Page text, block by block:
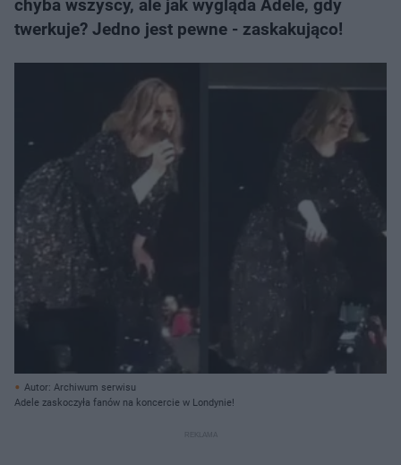
chyba wszyscy, ale jak wygląda Adele, gdy
twerkuje? Jedno jest pewne - zaskakująco!
Autor: Archiwum serwisu
Adele zaskoczyła fanów na koncercie w Londynie!